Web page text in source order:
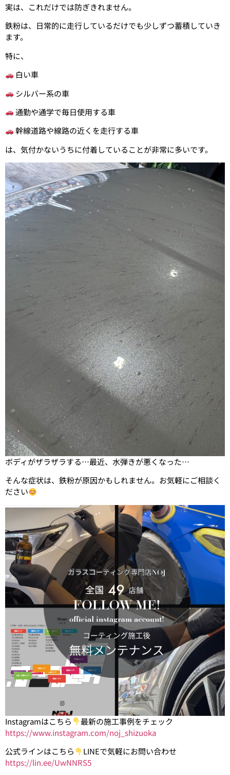
実は、これだけでは防ぎきれません。
鉄粉は、日常的に走行しているだけでも少しずつ蓄積していき
ます。
特に、
白い車
シルバー系の車
通勤や通学で毎日使用する車
幹線道路や線路の近くを走行する車
は、気付かないうちに付着していることが非常に多いです。
ボディがザラザラする…最近、水弾きが悪くなった…
そんな症状は、鉄粉が原因かもしれません。お気軽にご相談く
ださい
Instagramはこちら
最新の施工事例をチェック
https://www.instagram.com/noj_shizuoka
公式ラインはこちら
LINEで気軽にお問い合わせ
https://lin.ee/UwNNRS5